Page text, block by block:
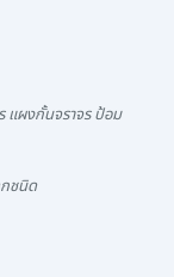
แผงกั้นจราจร ป้อม
ชนิด